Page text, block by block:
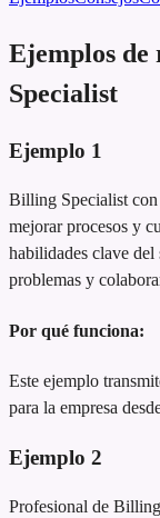
Ejemplos de
Specialist
Ejemplo 1
Billing Specialist con
mejorar procesos y
habilidades clave
problemas y
Por qué funciona:
Este ejemplo
para la empresa
Ejemplo 2
Profesional de